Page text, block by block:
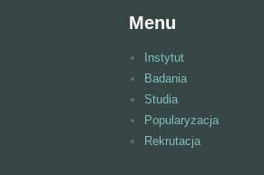
Menu
Instytut
Badania
Studia
Popularyzacja
Rekrutacja